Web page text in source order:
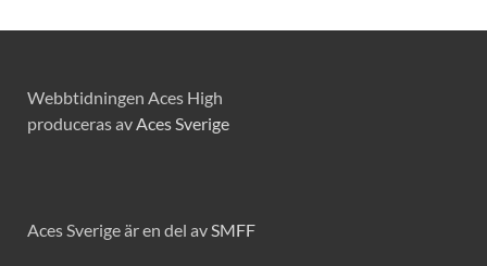
Webbtidningen Aces High
produceras avAces Sverige
Aces Sverige är en del avSMFF